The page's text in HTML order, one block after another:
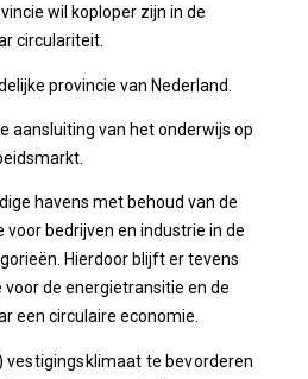
wil koploper zijn in de
circulariteit.
provincie van Nederland.
aansluiting van het onderwijs op
havens met behoud van de
voor bedrijven en industrie in de
Hierdoor blijft er tevens
de energietransitie en de
een circulaire economie.
te bevorderen